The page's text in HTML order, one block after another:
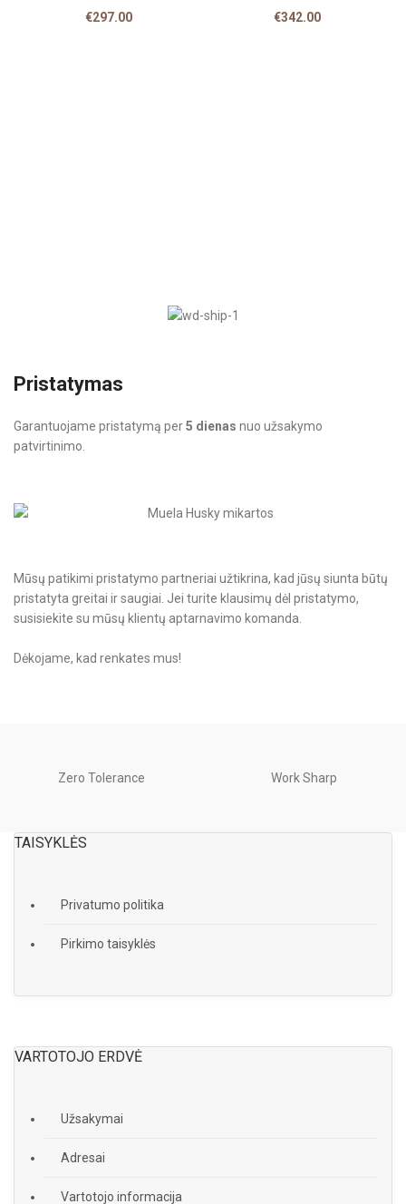
€297.00 €342.00
Pristatymas
Garantuojame pristatymą per5 dienas nuo užsakymo
patvirtinimo.
Mūsų patikimi pristatymo partneriai užtikrina, kad jūsų siunta būtų
pristatyta greitai ir saugiai. Jei turite klausimų dėl pristatymo,
susisiekite su mūsų klientų aptarnavimo komanda.
Dėkojame, kad renkates mus!
Zero Tolerance Work Sharp
TAISYKLĖS
Privatumo politika
Pirkimo taisyklės
VARTOTOJO ERDVĖ
Užsakymai
Adresai
Vartotojo informacija